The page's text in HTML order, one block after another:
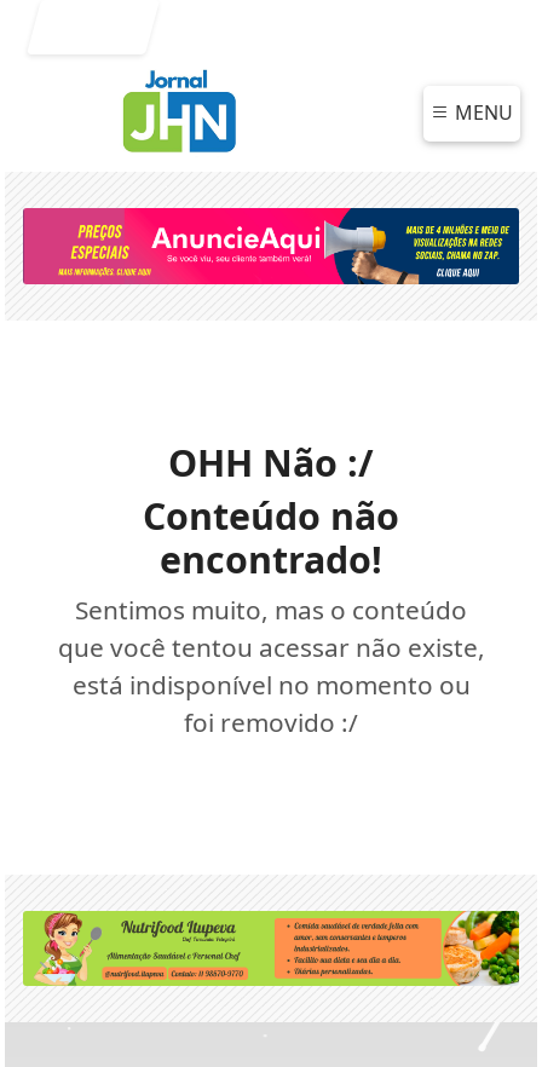
MENU
OHH Não :/
Conteúdo não
encontrado!
Sentimos muito, mas o conteúdo
que você tentou acessar não existe,
está indisponível no momento ou
foi removido :/